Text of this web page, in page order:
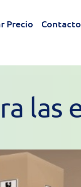
Precio Contacto
las